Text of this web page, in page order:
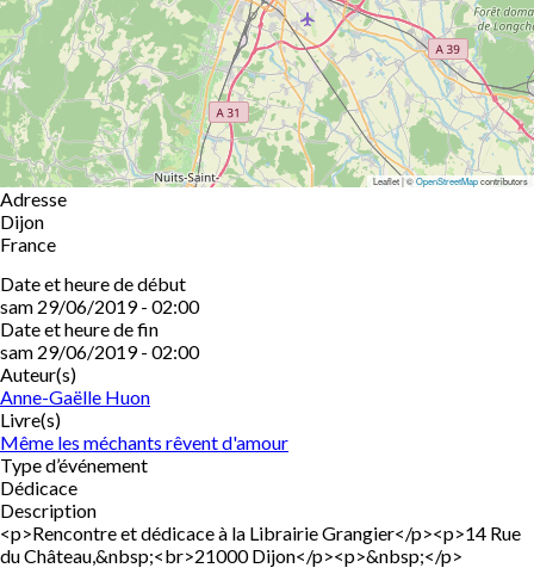
Leaflet | ©OpenStreetMapcontributors
Adresse
Dijon
France
Date et heure de début
sam 29/06/2019 - 02:00
Date et heure de fin
sam 29/06/2019 - 02:00
Auteur(s)
Anne-Gaëlle Huon
Livre(s)
Même les méchants rêvent d'amour
Type d’événement
Dédicace
Description
<p>Rencontre et dédicace à la Librairie Grangier</p><p>14 Rue
du Château,&nbsp;<br>21000 Dijon</p><p>&nbsp;</p>